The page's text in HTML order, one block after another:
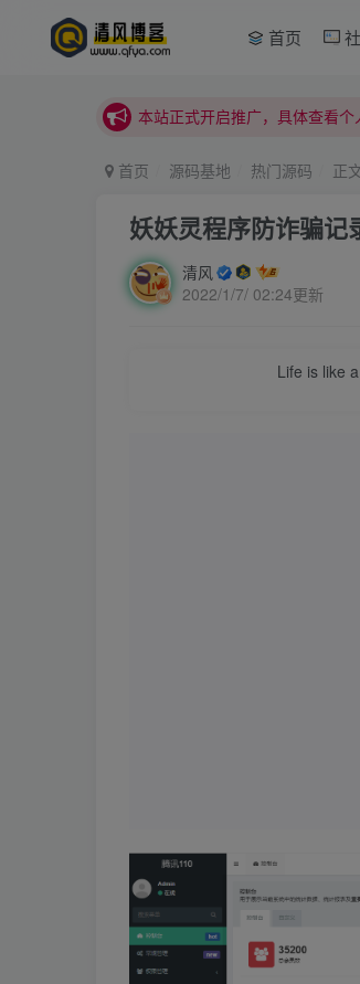
首页
本站正式开启推广，具体查看个
本站正式开启推广，具体查看个
首页
源码基地 热门源码 正
妖妖灵程序防诈骗记
清风
2022/1/7/ 02:24更新
Life is like